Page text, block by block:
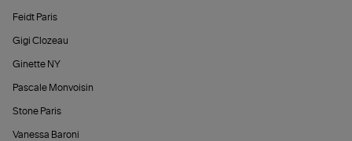
Feidt Paris
Gigi Clozeau
Ginette NY
Pascale Monvoisin
Stone Paris
Vanessa Baroni